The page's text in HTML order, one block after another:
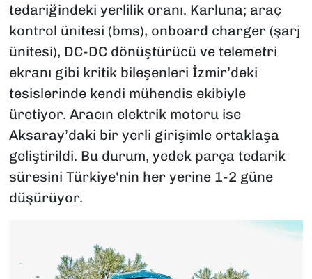
tedariğindeki yerlilik oranı. Karluna; araç
kontrol ünitesi (bms), onboard charger (şarj
ünitesi), DC-DC dönüştürücü ve telemetri
ekranı gibi kritik bileşenleri İzmir’deki
tesislerinde kendi mühendis ekibiyle
üretiyor. Aracın elektrik motoru ise
Aksaray’daki bir yerli girişimle ortaklaşa
geliştirildi. Bu durum, yedek parça tedarik
süresini Türkiye'nin her yerine 1-2 güne
düşürüyor.